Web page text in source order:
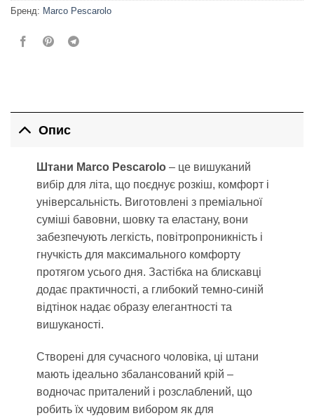
Бренд: Marco Pescarolo
Опис
Штани Marco Pescarolo– це вишуканий
вибір для літа, що поєднує розкіш, комфорт і
універсальність. Виготовлені з преміальної
суміші бавовни, шовку та еластану, вони
забезпечують легкість, повітропроникність і
гнучкість для максимального комфорту
протягом усього дня. Застібка на блискавці
додає практичності, а глибокий темно-синій
відтінок надає образу елегантності та
вишуканості.
Створені для сучасного чоловіка, ці штани
мають ідеально збалансований крій –
водночас приталений і розслаблений, що
робить їх чудовим вибором як для